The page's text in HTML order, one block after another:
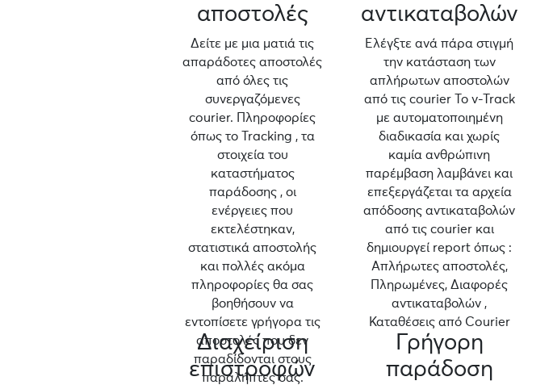
αποστολές
Δείτε με μια ματιά τις
απαράδοτες αποστολές
από όλες τις
συνεργαζόμενες
courier. Πληροφορίες
όπως το Tracking , τα
στοιχεία του
καταστήματος
παράδοσης , οι
ενέργειες που
εκτελέστηκαν,
στατιστικά αποστολής
και πολλές ακόμα
πληροφορίες θα σας
βοηθήσουν να
εντοπίσετε γρήγορα τις
αποστολές που δεν
παραδίδονται στους
παραλήπτες σας.
αντικαταβολών
Ελέγξτε ανά πάρα στιγμή
την κατάσταση των
απλήρωτων αποστολών
από τις courier Το v-Track
με αυτοματοποιημένη
διαδικασία και χωρίς
καμία ανθρώπινη
παρέμβαση λαμβάνει και
επεξεργάζεται τα αρχεία
απόδοσης αντικαταβολών
από τις courier και
δημιουργεί report όπως :
Απλήρωτες αποστολές,
Πληρωμένες, Διαφορές
αντικαταβολών ,
Καταθέσεις από Courier
Διαχείριση
επιστροφών
Γρήγορη
παράδοση